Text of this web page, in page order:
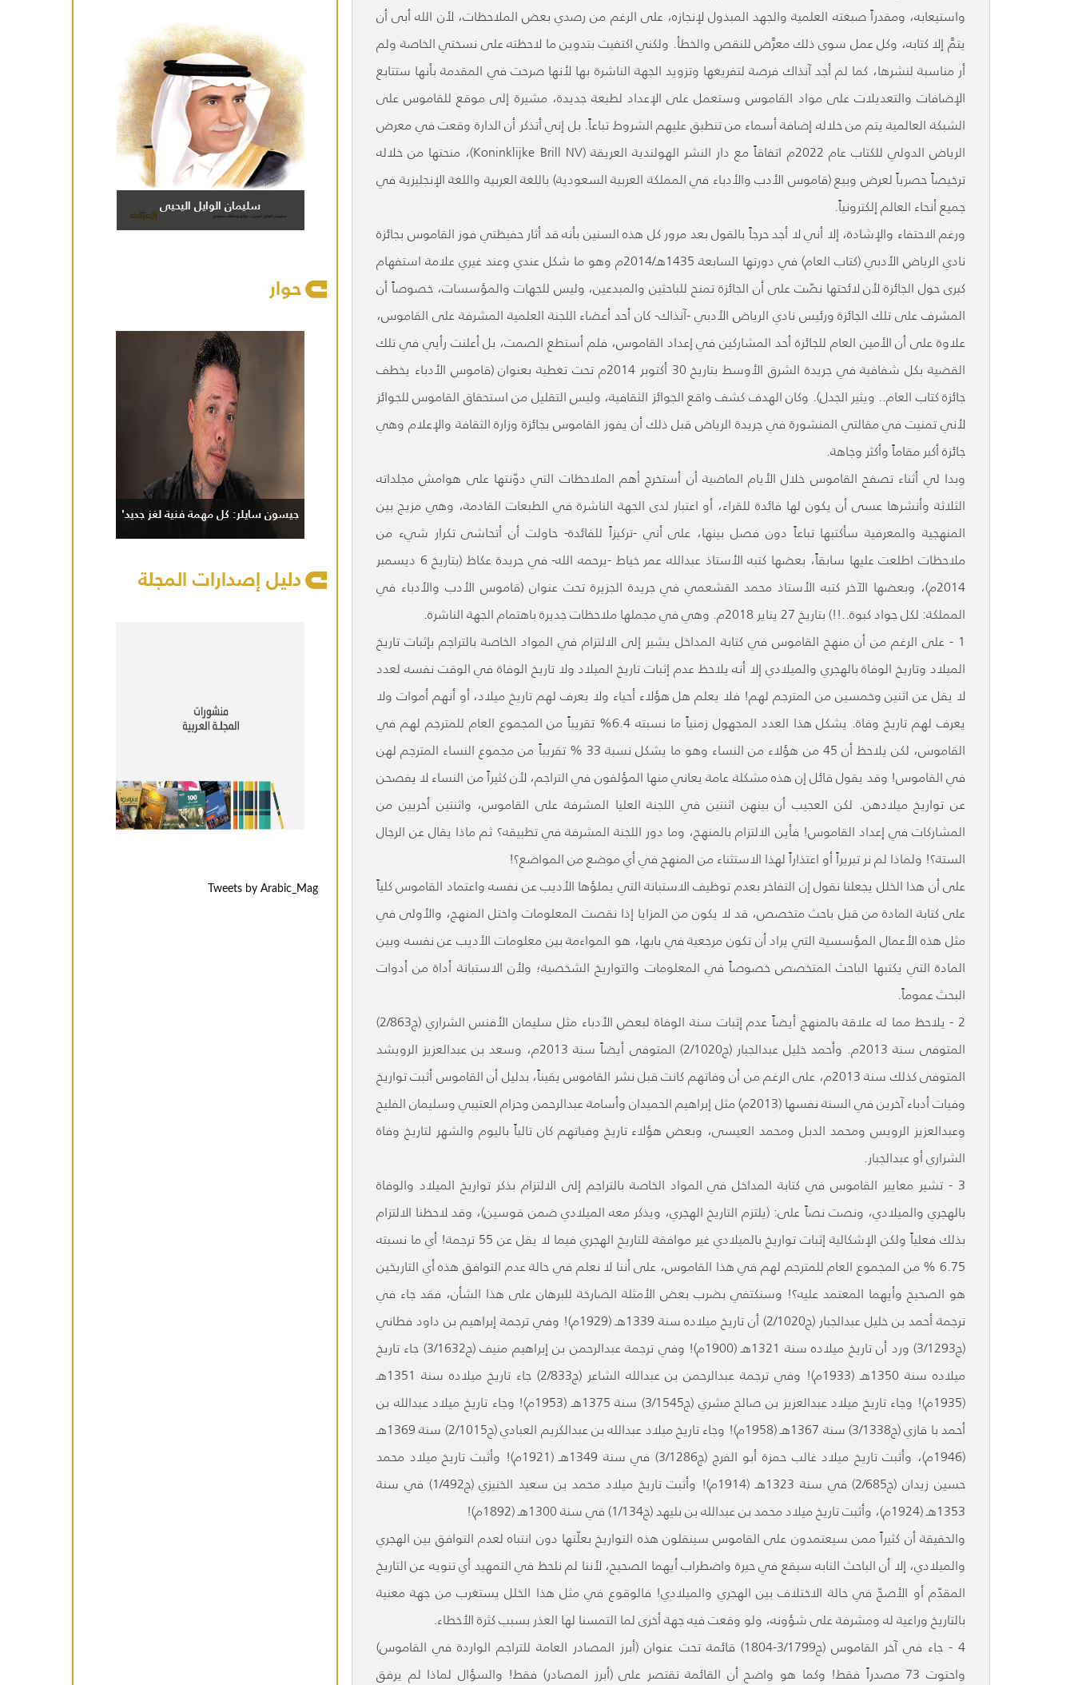
واستيعابه، ومقدراً صبغته العلمية والجهد المبذول لإنجازه، على الرغم من رصدي بعض الملاحظات، لأن الله أبى أن
يتمَّ إلا كتابه، وكل عمل سوى ذلك معرَّض للنقص والخطأ. ولكني اكتفيت بتدوين ما لاحظته على نسختي الخاصة ولم
أر مناسبة لنشرها، كما لم أجد آنذاك فرصة لتفريغها وتزويد الجهة الناشرة بها لأنها صرحت في المقدمة بأنها ستتابع
الإضافات والتعديلات على مواد القاموس وستعمل على الإعداد لطبعة جديدة، مشيرة إلى موقع للقاموس على
الشبكة العالمية يتم من خلاله إضافة أسماء من تنطبق عليهم الشروط تباعاً. بل إني أتذكر أن الدارة وقعت في معرض
الرياض الدولي للكتاب عام 2022م اتفاقاً مع دار النشر الهولندية العريقة (Koninklijke Brill NV)، منحتها من خلاله
ترخيصاً حصرياً لعرض وبيع (قاموس الأدب والأدباء في المملكة العربية السعودية) باللغة العربية واللغة الإنجليزية في
جميع أنحاء العالم إلكترونياً.
ورغم الاحتفاء والإشادة، إلا أني لا أجد حرجاً بالقول بعد مرور كل هذه السنين بأنه قد أثار حفيظتي فوز القاموس بجائزة
نادي الرياض الأدبي (كتاب العام) في دورتها السابعة 1435هـ/2014م وهو ما شكل عندي وعند غيري علامة استفهام
كبرى حول الجائزة لأن لائحتها نصّت على أن الجائزة تمنح للباحثين والمبدعين، وليس للجهات والمؤسسات، خصوصاً أن
المشرف على تلك الجائزة ورئيس نادي الرياض الأدبي -آنذاك- كان أحد أعضاء اللجنة العلمية المشرفة على القاموس،
علاوة على أن الأمين العام للجائزة أحد المشاركين في إعداد القاموس، فلم أستطع الصمت، بل أعلنت رأيي في تلك
القضية بكل شفافية في جريدة الشرق الأوسط بتاريخ 30 أكتوبر 2014م تحت تغطية بعنوان (قاموس الأدباء يخطف
جائزة كتاب العام.. ويثير الجدل). وكان الهدف كشف واقع الجوائز الثقافية، وليس التقليل من استحقاق القاموس للجوائز
لأني تمنيت في مقالتي المنشورة في جريدة الرياض قبل ذلك أن يفوز القاموس بجائزة وزارة الثقافة والإعلام وهي
جائزة أكبر مقاماً وأكثر وجاهة.
وبدا لي أثناء تصفح القاموس خلال الأيام الماضية أن أستخرج أهم الملاحظات التي دوّنتها على هوامش مجلداته
الثلاثة وأنشرها عسى أن يكون لها فائدة للقراء، أو اعتبار لدى الجهة الناشرة في الطبعات القادمة، وهي مزيج بين
المنهجية والمعرفية سأكتبها تباعاً دون فصل بينها، على أني -تركيزاً للفائدة- حاولت أن أتحاشى تكرار شيء من
ملاحظات اطلعت عليها سابقاً، بعضها كتبه الأستاذ عبدالله عمر خياط -يرحمه الله- في جريدة عكاظ (بتاريخ 6 ديسمبر
2014م)، وبعضها الآخر كتبه الأستاذ محمد القشعمي في جريدة الجزيرة تحت عنوان (قاموس الأدب والأدباء في
المملكة: لكل جواد كبوة..!!) بتاريخ 27 يناير 2018م. وهي في مجملها ملاحظات جديرة باهتمام الجهة الناشرة.
1 - على الرغم من أن منهج القاموس في كتابة المداخل يشير إلى الالتزام في المواد الخاصة بالتراجم بإثبات تاريخ
الميلاد وتاريخ الوفاة بالهجري والميلادي إلا أنه يلاحظ عدم إثبات تاريخ الميلاد ولا تاريخ الوفاة في الوقت نفسه لعدد
لا يقل عن اثنين وخمسين من المترجم لهم! فلا يعلم هل هؤلاء أحياء ولا يعرف لهم تاريخ ميلاد، أو أنهم أموات ولا
يعرف لهم تاريخ وفاة. يشكل هذا العدد المجهول زمنياً ما نسبته 6.4% تقريباً من المجموع العام للمترجم لهم في
القاموس، لكن يلاحظ أن 45 من هؤلاء من النساء وهو ما يشكل نسبة 33 % تقريباً من مجموع النساء المترجم لهن
في القاموس! وقد يقول قائل إن هذه مشكلة عامة يعاني منها المؤلفون في التراجم، لأن كثيراً من النساء لا يفصحن
عن تواريخ ميلادهن. لكن العجيب أن بينهن اثنتين في اللجنة العليا المشرفة على القاموس، واثنتين أخريين من
المشاركات في إعداد القاموس! فأين الالتزام بالمنهج، وما دور اللجنة المشرفة في تطبيقه؟ ثم ماذا يقال عن الرجال
الستة؟! ولماذا لم نر تبريراً أو اعتذاراً لهذا الاستثناء من المنهج في أي موضع من المواضع؟!
على أن هذا الخلل يجعلنا نقول إن التفاخر بعدم توظيف الاستبانة التي يملؤها الأديب عن نفسه واعتماد القاموس كلياً
على كتابة المادة من قبل باحث متخصص، قد لا يكون من المزايا إذا نقصت المعلومات واختل المنهج، والأولى في
مثل هذه الأعمال المؤسسية التي يراد أن تكون مرجعية في بابها، هو المواءمة بين معلومات الأديب عن نفسه وبين
المادة التي يكتبها الباحث المتخصص خصوصاً في المعلومات والتواريخ الشخصية؛ ولأن الاستبانة أداة من أدوات
البحث عموماً.
2 - يلاحظ مما له علاقة بالمنهج أيضاً عدم إثبات سنة الوفاة لبعض الأدباء مثل سليمان الأفنس الشراري (ج2/863)
المتوفى سنة 2013م. وأحمد خليل عبدالجبار (ج2/1020) المتوفى أيضاً سنة 2013م، وسعد بن عبدالعزيز الرويشد
المتوفى كذلك سنة 2013م، على الرغم من أن وفاتهم كانت قبل نشر القاموس يقيناً، بدليل أن القاموس أثبت تواريخ
وفيات أدباء آخرين في السنة نفسها (2013م) مثل إبراهيم الحميدان وأسامة عبدالرحمن وحزام العتيبي وسليمان الفليح
وعبدالعزيز الرويس ومحمد الدبل ومحمد العيسى، وبعض هؤلاء تاريخ وفياتهم كان تالياً باليوم والشهر لتاريخ وفاة
الشراري أو عبدالجبار.
3 - تشير معايير القاموس في كتابة المداخل في المواد الخاصة بالتراجم إلى الالتزام بذكر تواريخ الميلاد والوفاة
بالهجري والميلادي، ونصت نصاً على: (يلتزم التاريخ الهجري، ويذكر معه الميلادي ضمن قوسين)، وقد لاحظنا الالتزام
بذلك فعلياً ولكن الإشكالية إثبات تواريخ بالميلادي غير موافقة للتاريخ الهجري فيما لا يقل عن 55 ترجمة! أي ما نسبته
6.75 % من المجموع العام للمترجم لهم في هذا القاموس، على أننا لا نعلم في حالة عدم التوافق هذه أي التاريخين
هو الصحيح وأيهما المعتمد عليه؟! وسنكتفي بضرب بعض الأمثلة الصارخة للبرهان على هذا الشأن، فقد جاء في
ترجمة أحمد بن خليل عبدالجبار (ج2/1020) أن تاريخ ميلاده سنة 1339هـ (1929م)! وفي ترجمة إبراهيم بن داود فطاني
(ج3/1293) ورد أن تاريخ ميلاده سنة 1321هـ (1900م)! وفي ترجمة عبدالرحمن بن إبراهيم منيف (ج3/1632) جاء تاريخ
ميلاده سنة 1350هـ (1933م)! وفي ترجمة عبدالرحمن بن عبدالله الشاعر (ج2/833) جاء تاريخ ميلاده سنة 1351هـ
(1935م)! وجاء تاريخ ميلاد عبدالعزيز بن صالح مشري (ج3/1545) سنة 1375هـ (1953م)! وجاء تاريخ ميلاد عبدالله بن
أحمد با قازي (ج3/1338) سنة 1367هـ (1958م)! وجاء تاريخ ميلاد عبدالله بن عبدالكريم العبادي (ج2/1015) سنة 1369هـ
(1946م)، وأثبت تاريخ ميلاد غالب حمزة أبو الفرج (ج3/1286) في سنة 1349هـ (1921م)! وأثبت تاريخ ميلاد محمد
حسين زيدان (ج2/685) في سنة 1323هـ (1914م)! وأثبت تاريخ ميلاد محمد بن سعيد الخنيزي (ج1/492) في سنة
1353هـ (1924م)، وأثبت تاريخ ميلاد محمد بن عبدالله بن بليهد (ج1/134) في سنة 1300هـ (1892م)!
والحقيقة أن كثيراً ممن سيعتمدون على القاموس سينقلون هذه التواريخ بعلّتها دون انتباه لعدم التوافق بين الهجري
والميلادي، إلا أن الباحث النابه سيقع في حيرة واضطراب أيهما الصحيح، لأننا لم نلحظ في التمهيد أي تنويه عن التاريخ
المقدّم أو الأصحّ في حالة الاختلاف بين الهجري والميلادي! فالوقوع في مثل هذا الخلل يستغرب من جهة معنية
بالتاريخ وراعية له ومشرفة على شؤونه، ولو وقعت فيه جهة أخرى لما التمسنا لها العذر بسبب كثرة الأخطاء.
4 - جاء في آخر القاموس (ج3/1799-1804) قائمة تحت عنوان (أبرز المصادر العامة للتراجم الواردة في القاموس)
واحتوت 73 مصدراً فقط! وكما هو واضح أن القائمة تقتصر على (أبرز المصادر) فقط! والسؤال لماذا لم يرفق
سليمان الوايل اليحيى
حوار
جيسون سايلر: كل مهمة فنية لغز جديد'
دليل إصدارات المجلة